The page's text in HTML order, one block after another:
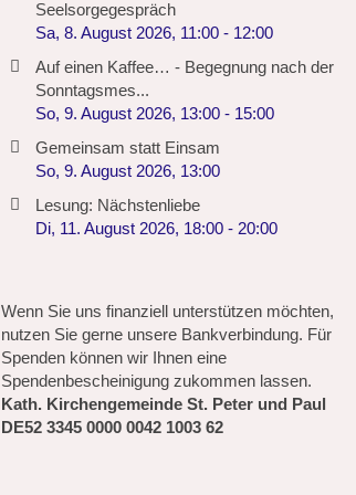
Seelsorgegespräch
Sa, 8. August 2026, 11:00- 12:00
Auf einen Kaffee… - Begegnung nach der
Sonntagsmes...
So, 9. August 2026, 13:00- 15:00
Gemeinsam statt Einsam
So, 9. August 2026, 13:00
Lesung: Nächstenliebe
Di, 11. August 2026, 18:00- 20:00
Wenn Sie uns finanziell unterstützen möchten,
nutzen Sie gerne unsere Bankverbindung. Für
Spenden können wir Ihnen eine
Spendenbescheinigung zukommen lassen.
Kath. Kirchengemeinde St. Peter und Paul
DE52 3345 0000 0042 1003 62